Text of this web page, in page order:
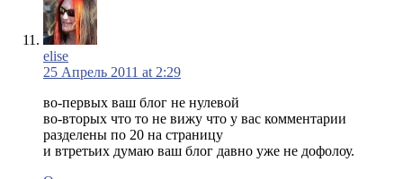
elise
25 Апрель 2011 at 2:29
во-первых ваш блог не нулевой
во-вторых что то не вижу что у вас комментарии
разделены по 20 на страницу
и втретьих думаю ваш блог давно уже не дофолоу.